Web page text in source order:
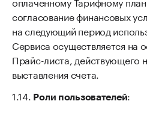
согласование финансовых
на следующий период
Сервиса осуществляется на
Прайс-листа, действующего
выставления счета.
Роли пользователей: